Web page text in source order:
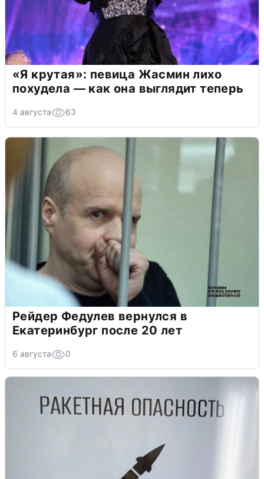
«Я крутая»: певица Жасмин лихо
похудела — как она выглядит теперь
4 августа 63
Рейдер Федулев вернулся в
Екатеринбург после 20 лет
6 августа 0